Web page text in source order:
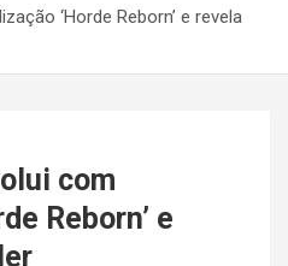
‘Horde Reborn’ e revela
com
Reborn’ e